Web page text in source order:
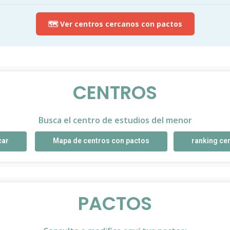
🗺️ Ver centros cercanos con pactos
CENTROS
Busca el centro de estudios del menor
Mapa de centros con pactos ranking
PACTOS